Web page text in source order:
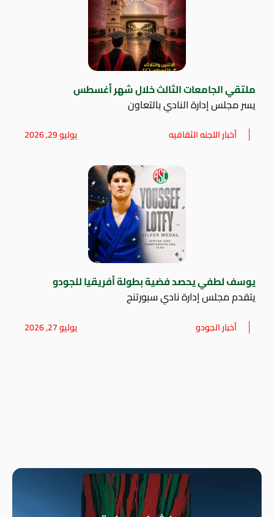
ملتقي الجامعات الثالث خلال شهر أغسطس
يسر مجلس إدارة النادي بالتعاون
أخبار اللجنه الثقافيه يوليو 29, 2026
يوسف لطفي يحصد فضية بطولة أفريقيا للجودو
يتقدم مجلس إدارة نادي سبورتنج
أخبار الجودو يوليو 27, 2026